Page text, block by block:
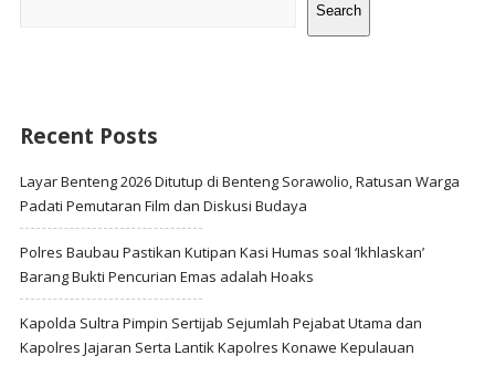
Search
Recent Posts
Layar Benteng 2026 Ditutup di Benteng Sorawolio, Ratusan Warga
Padati Pemutaran Film dan Diskusi Budaya
Polres Baubau Pastikan Kutipan Kasi Humas soal ‘Ikhlaskan’
Barang Bukti Pencurian Emas adalah Hoaks
Kapolda Sultra Pimpin Sertijab Sejumlah Pejabat Utama dan
Kapolres Jajaran Serta Lantik Kapolres Konawe Kepulauan